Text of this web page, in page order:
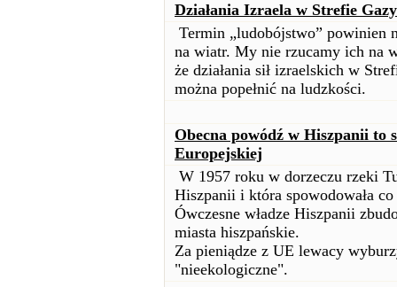
Działania Izraela w Strefie
Termin „ludobójstwo” powinien
na wiatr. My nie rzucamy ich na
że działania sił izraelskich w
można popełnić na ludzkości.
Obecna powódź w Hiszpanii to
Europejskiej
W 1957 roku w dorzeczu rzeki
Hiszpanii i która spowodowała
Ówczesne władze Hiszpanii
miasta hiszpańskie.
Za pieniądze z UE lewacy
"nieekologiczne".